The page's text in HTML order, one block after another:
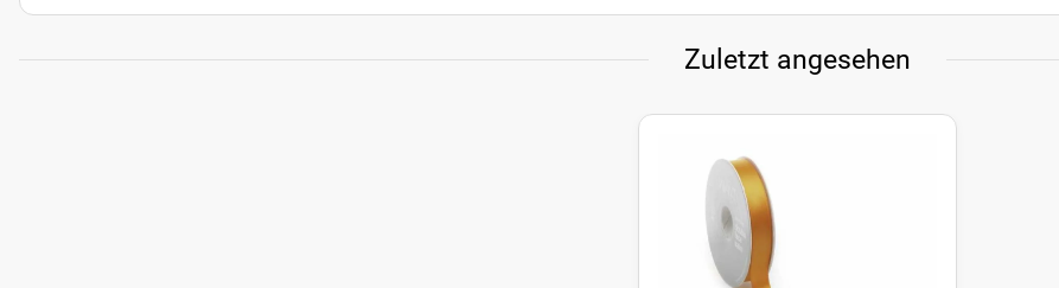
Zuletzt angesehen